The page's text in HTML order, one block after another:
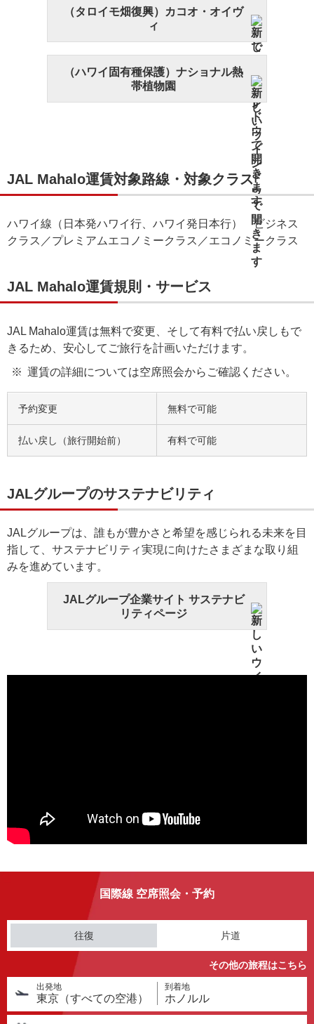
（タロイモ畑復興）カコオ・オイヴ
ィ
（ハワイ固有種保護）ナショナル熱
帯植物園
JAL Mahalo運賃対象路線・対象クラス
ハワイ線（日本発ハワイ行、ハワイ発日本行） ビジネス
クラス／プレミアムエコノミークラス／エコノミークラス
JAL Mahalo運賃規則・サービス
JAL Mahalo運賃は無料で変更、そして有料で払い戻しもで
きるため、安心してご旅行を計画いただけます。
運賃の詳細については空席照会からご確認ください。
予約変更 無料で可能
払い戻し（旅行開始前） 有料で可能
JALグループのサステナビリティ
JALグループは、誰もが豊かさと希望を感じられる未来を目
指して、サステナビリティ実現に向けたさまざまな取り組
みを進めています。
JALグループ企業サイト サステナビ
リティページ
国際線 空席照会・予約
往復 片道
その他の旅程はこちら
出発地
東京（すべての空港）
到着地
ホノルル